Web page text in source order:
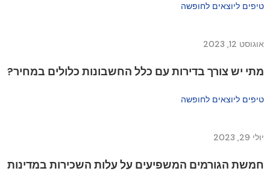
טיפים ליוצאים לחופשה
אוגוסט 12, 2023
מתי יש צורך בדירות עם כלל החשבונות כלולים במחיר?
טיפים ליוצאים לחופשה
יולי 29, 2023
חמשת הגורמים המשפיעים על עלות השכירות במדינות